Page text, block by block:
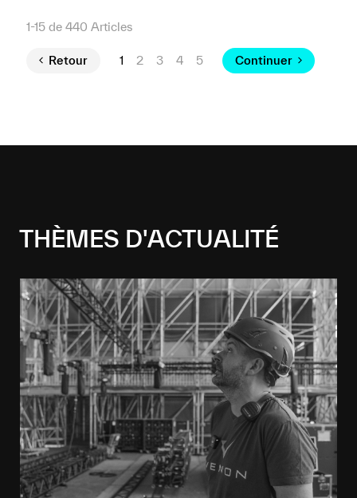
1-15 de 440 Articles
Retour 1 2 3 4 5 Continuer
THÈMES D'ACTUALITÉ